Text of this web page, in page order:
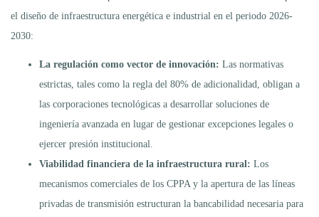
el diseño de infraestructura energética e industrial en el periodo 2026-
2030:
La regulación como vector de innovación: Las normativas
estrictas, tales como la regla del 80% de adicionalidad, obligan a
las corporaciones tecnológicas a desarrollar soluciones de
ingeniería avanzada en lugar de gestionar excepciones legales o
ejercer presión institucional.
Viabilidad financiera de la infraestructura rural: Los
mecanismos comerciales de los CPPA y la apertura de las líneas
privadas de transmisión estructuran la bancabilidad necesaria para